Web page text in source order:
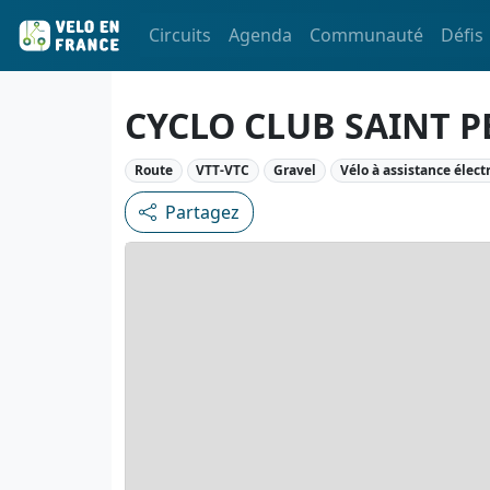
Circuits Agenda Communauté Défis
CYCLO CLUB SAINT
Route VTT-VTC Gravel Vélo à assistance
Partagez